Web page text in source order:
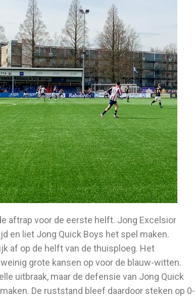
aftrap voor de eerste helft. Jong Excelsior
en liet Jong Quick Boys het spel maken.
af op de helft van de thuisploeg. Het
grote kansen op voor de blauw-witten.
uitbraak, maar de defensie van Jong Quick
De ruststand bleef daardoor steken op 0-